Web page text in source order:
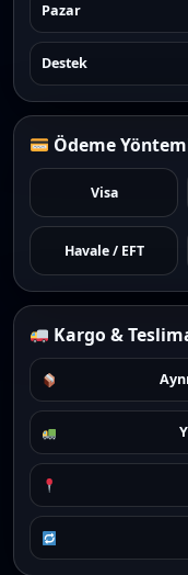
Pazar
Destek
Ödeme
Visa
Havale / EFT
Kargo &